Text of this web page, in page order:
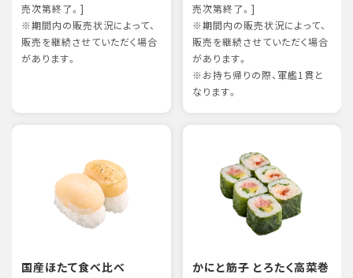
売次第終了。]
※期間内の販売状況によって、
販売を継続させていただく場合
があります。
売次第終了。]
※期間内の販売状況によって、
販売を継続させていただく場合
があります。
※お持ち帰りの際、軍艦1貫と
なります。
国産ほたて食べ比べ かにと筋子 とろたく高菜巻